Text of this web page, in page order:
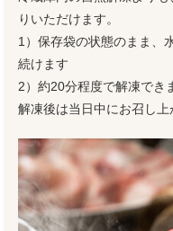
りいただけます。
1）保存袋の状態のまま、
続けます
2）約20分程度で解凍でき
解凍後は当日中にお召し